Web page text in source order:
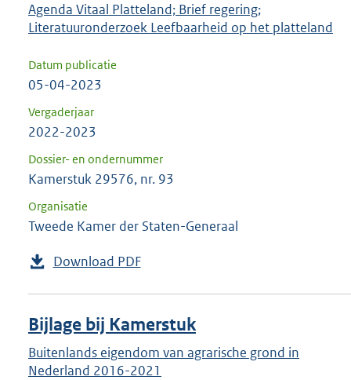
Agenda Vitaal Platteland; Brief regering;
Literatuuronderzoek Leefbaarheid op het platteland
Datum publicatie
05-04-2023
Vergaderjaar
2022-2023
Dossier- en ondernummer
Kamerstuk 29576, nr. 93
Organisatie
Tweede Kamer der Staten-Generaal
Download PDF
Bijlage bij Kamerstuk
Buitenlands eigendom van agrarische grond in
Nederland 2016-2021